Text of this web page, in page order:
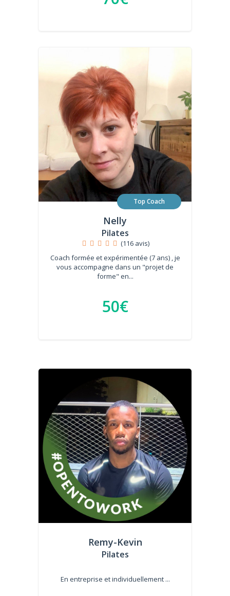
Top Coach
Nelly
Pilates
(116 avis)
Coach formée et expérimentée (7 ans) , je
vous accompagne dans un "projet de
forme" en...
50€
Remy-Kevin
Pilates
En entreprise et individuellement ...